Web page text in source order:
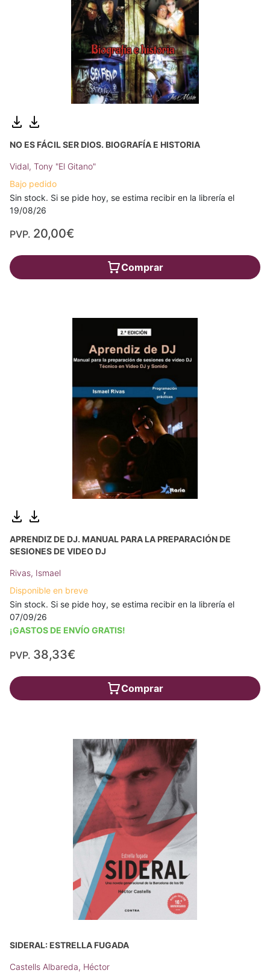
NO ES FÁCIL SER DIOS. BIOGRAFÍA E HISTORIA
Vidal, Tony "El Gitano"
Bajo pedido
Sin stock. Si se pide hoy, se estima recibir en la librería el
19/08/26
PVP. 20,00€
Comprar
APRENDIZ DE DJ. MANUAL PARA LA PREPARACIÓN DE
SESIONES DE VIDEO DJ
Rivas, Ismael
Disponible en breve
Sin stock. Si se pide hoy, se estima recibir en la librería el
07/09/26
¡GASTOS DE ENVÍO GRATIS!
PVP. 38,33€
Comprar
SIDERAL: ESTRELLA FUGADA
Castells Albareda, Héctor